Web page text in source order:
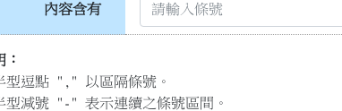
內容含有
：
型逗點 "," 以區隔條號。
型減號 "-" 表示連續之條號區間。